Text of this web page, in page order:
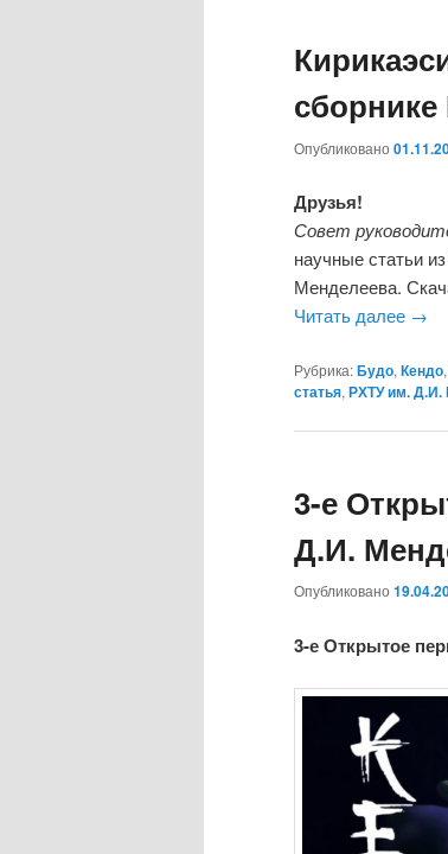
Опубликовано
Друзья!
Совет
научные статьи
Менделеева.
Читать далее →
Рубрика:Будо, Кендо,
статья, РХТУ им. Д.И.
3-е
Д.И.
Опубликовано
3-е Открытое